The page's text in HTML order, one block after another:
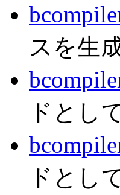
スを生
ドとし
ドとし